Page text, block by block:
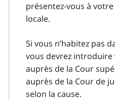
présentez-vous à
locale.
Si vous n’habitez pas
vous devrez
auprès de la Cour
auprès de la Cour de
selon la cause.